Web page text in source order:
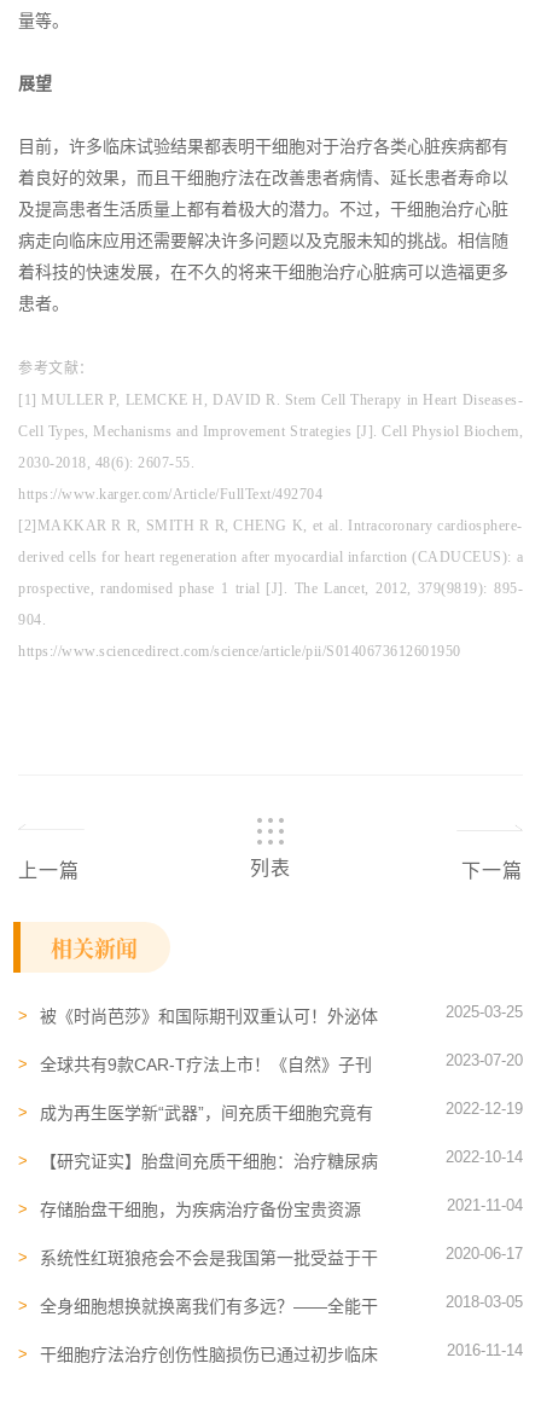
量等。
展望
目前，许多临床试验结果都表明干细胞对于治疗各类心脏疾病都有
着良好的效果，而且干细胞疗法在改善患者病情、延长患者寿命以
及提高患者生活质量上都有着极大的潜力。不过，干细胞治疗心脏
病走向临床应用还需要解决许多问题以及克服未知的挑战。相信随
着科技的快速发展，在不久的将来干细胞治疗心脏病可以造福更多
患者。
参考文献：
[1] MULLER P, LEMCKE H, DAVID R. Stem Cell Therapy in Heart Diseases-
Cell Types, Mechanisms and Improvement Strategies [J]. Cell Physiol Biochem,
2030-2018, 48(6): 2607-55.
https://www.karger.com/Article/FullText/492704
[2]MAKKAR R R, SMITH R R, CHENG K, et al. Intracoronary cardiosphere-
derived cells for heart regeneration after myocardial infarction (CADUCEUS): a
prospective, randomised phase 1 trial [J]. The Lancet, 2012, 379(9819): 895-
904.
https://www.sciencedirect.com/science/article/pii/S0140673612601950
上一篇 列表 下一篇
相关新闻
被《时尚芭莎》和国际期刊双重认可！外泌体
2025-03-25
全球共有9款CAR-T疗法上市！《自然》子刊
2023-07-20
成为再生医学新“武器”，间充质干细胞究竟有
2022-12-19
【研究证实】胎盘间充质干细胞：治疗糖尿病
2022-10-14
存储胎盘干细胞，为疾病治疗备份宝贵资源 2021-11-04
系统性红斑狼疮会不会是我国第一批受益于干
2020-06-17
全身细胞想换就换离我们有多远？——全能干
2018-03-05
干细胞疗法治疗创伤性脑损伤已通过初步临床
2016-11-14